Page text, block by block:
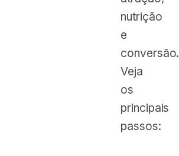
nutrição
e
conversão.
Veja
os
principais
passos: